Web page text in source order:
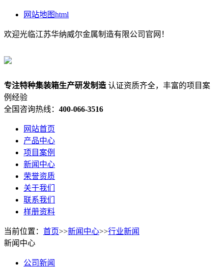
网站地图html
欢迎光临江苏华纳威尔金属制造有限公司官网！
专注特种集装箱生产研发制造 认证资质齐全，丰富的项目案
例经验
全国咨询热线： 400-066-3516
网站首页
产品中心
项目案例
新闻中心
荣誉资质
关于我们
联系我们
样册资料
当前位置： 首页>>新闻中心>>行业新闻
新闻中心
公司新闻